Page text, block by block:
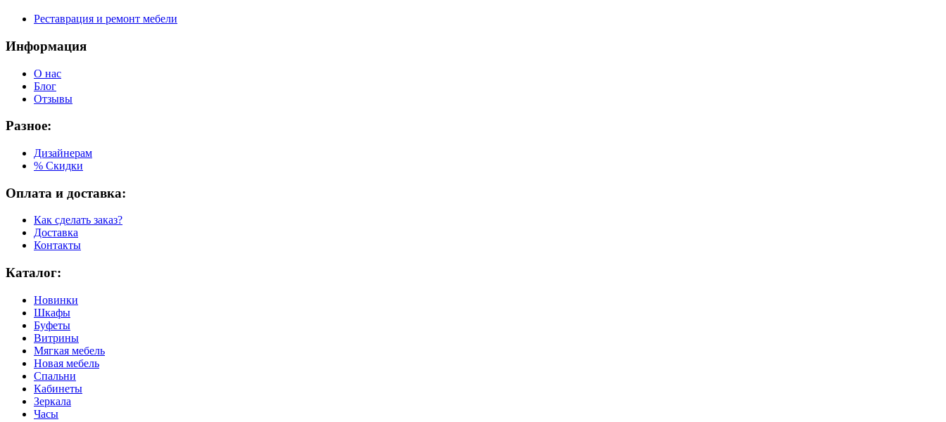
Реставрация и ремонт мебели
Информация
О нас
Блог
Отзывы
Разное:
Дизайнерам
% Скидки
Оплата и доставка:
Как сделать заказ?
Доставка
Контакты
Каталог:
Новинки
Шкафы
Буфеты
Витрины
Мягкая мебель
Новая мебель
Спальни
Кабинеты
Зеркала
Часы